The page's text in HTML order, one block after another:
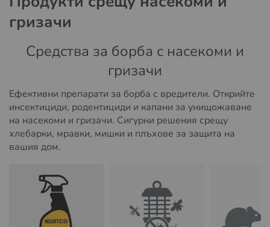
гризачи
Средства за борба с насекоми и
гризачи
Ефективни препарати за борба с вредители. Открийте
инсектициди, родентициди и капани за унищожаване
на насекоми и гризачи. Сигурни решения срещу
хлебарки, мравки, мишки и плъхове за защита на
вашия дом.